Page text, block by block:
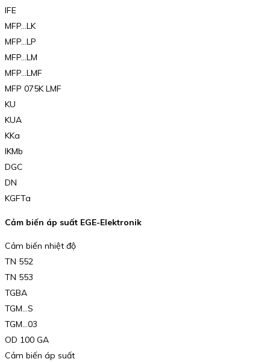
IFE
MFP…LK
MFP…LP
MFP…LM
MFP…LMF
MFP 075K LMF
KU
KUA
KKa
IKMb
DGC
DN
KGFTa
Cảm biến áp suất EGE-Elektronik
Cảm biến nhiệt độ
TN 552
TN 553
TGBA
TGM…S
TGM…03
OD 100 GA
Cảm biến áp suất